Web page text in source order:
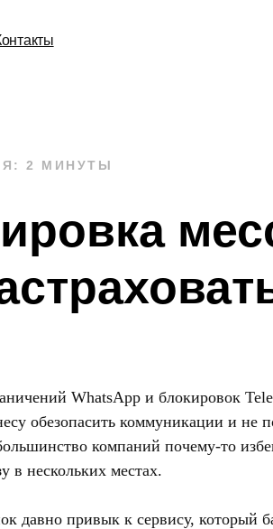
2 МИНУТЫ
WhatsApp и блокировок
обезопасить коммуникации и не
компаний почему-то
в нескольких местах.
давно привык к сервису, который